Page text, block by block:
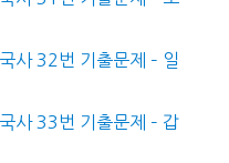
사 32번 기출문제 – 일
사 33번 기출문제 – 갑